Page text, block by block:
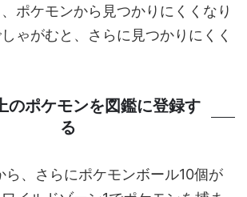
ポケモンから見つかりにくくなり
ゃがむと、さらに見つかりにくく
のポケモンを図鑑に登録す
る
ら、さらにポケモンボール10個が